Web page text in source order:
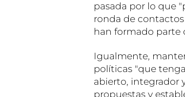
pasada por lo que
ronda de
han formado parte
Igualmente,
políticas "que
abierto, integrador
propuestas y